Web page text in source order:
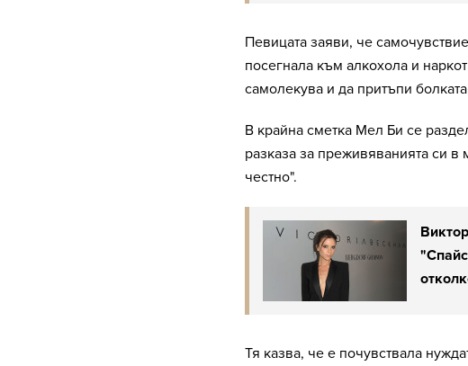
Певицата заяви, че
посегнала към алкохола и
самолекува и да притъпи
В крайна сметка Мел Би се
разказа за преживяванията си в
честно".
Тя казва, че е почувствала